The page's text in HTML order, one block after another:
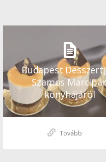
Budapest
Szamos
konyhájáról
Tovább